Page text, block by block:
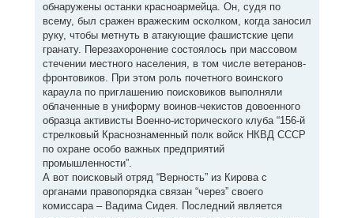
обнаружены останки красноармейца. Он, судя по
всему, был сражен вражеским осколком, когда заносил
руку, чтобы метнуть в атакующие фашистские цепи
гранату. Перезахоронение состоялось при массовом
стечении местного населения, в том числе ветеранов-
фронтовиков. При этом роль почетного воинского
караула по приглашению поисковиков выполняли
облаченные в униформу воинов-чекистов довоенного
образца активисты Военно-исторического клуба “156-й
стрелковый Краснознаменный полк войск НКВД СССР
по охране особо важных предприятий
промышленности”.
А вот поисковый отряд “Верность” из Кирова с
органами правопорядка связан “через” своего
комиссара – Вадима Сидея. Последний является